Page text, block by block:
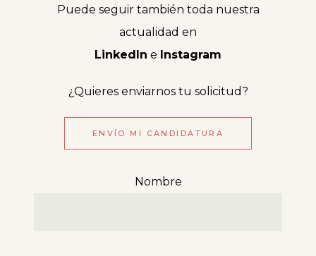
Puede seguir también toda nuestra
actualidad en
LinkedIn e Instagram
¿Quieres enviarnos tu solicitud?
ENVÍO MI CANDIDATURA
Nombre